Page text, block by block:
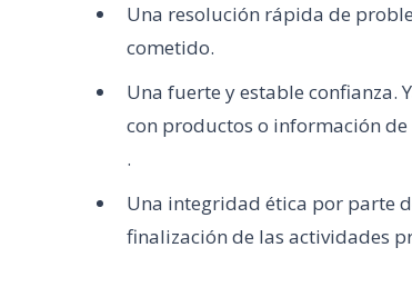
Una resolución rápida de
cometido.
Una fuerte y estable confianza.
con productos o información
.
Una integridad ética por parte
finalización de las actividades